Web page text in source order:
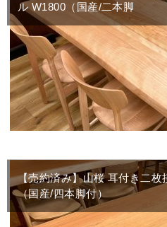
ル W1800（国産/二本脚
【売約済み】山桜 耳付き二枚
（国産/四本脚付）